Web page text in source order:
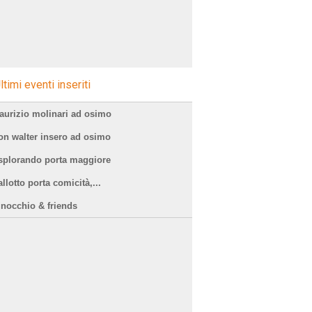
eventi inseriti
molinari ad osimo
walter insero ad osimo
porta maggiore
porta comicità,...
& friends